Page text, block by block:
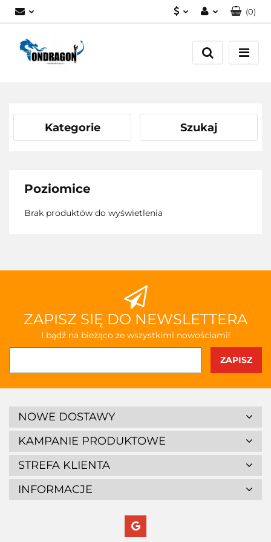
Zaloguj się
Załóż konto
(0)
Kategorie Szukaj
Poziomice
Brak produktów do wyświetlenia
ZAPISZ SIĘ DO NEWSLETTERA
I bądź na bieżąco ze wszystkimi nowościami!
NOWE DOSTAWY
KAMPANIE PRODUKTOWE
STREFA KLIENTA
INFORMACJE